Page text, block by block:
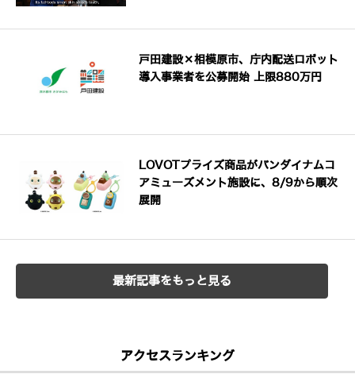
戸田建設×相模原市、庁内配送ロボット
導入事業者を公募開始 上限880万円
LOVOTプライズ商品がバンダイナムコ
アミューズメント施設に、8/9から順次
展開
最新記事をもっと見る
アクセスランキング